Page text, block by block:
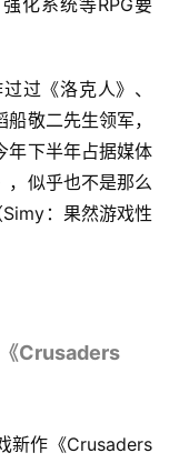
化系统等RPG要
过《洛克人》、
敬二先生领军，
年下半年占据媒体
，似乎也不是那么
：果然游戏性
Crusaders
新作《Crusaders